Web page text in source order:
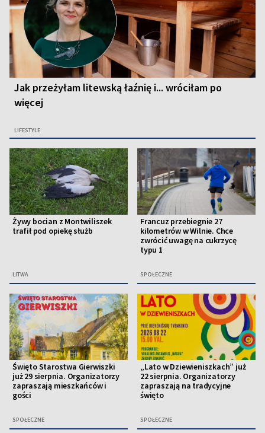
Jak przeżyłam litewską łaźnię i... wróciłam po
więcej
LIFESTYLE
Żywy bocian z Montwiliszek
trafił pod opiekę służb
LITWA
Francuz przebiegnie 27
kilometrów w Wilnie. Chce
zwrócić uwagę na cukrzycę
typu 1
SPOŁECZNE
Święto Starostwa Gierwiszki
już 29 sierpnia. Organizatorzy
zapraszają mieszkańców i
gości
SPOŁECZNE
„Lato w Dziewieniszkach” już
22 sierpnia. Organizatorzy
zapraszają na tradycyjne
święto
SPOŁECZNE